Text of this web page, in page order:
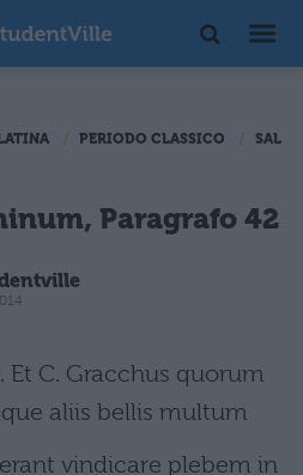
PERIODO CLASSICO
Paragrafo 42
C. Gracchus quorum
aliis bellis multum
vindicare plebem in